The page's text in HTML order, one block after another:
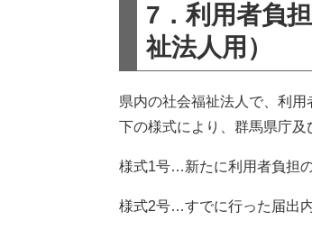
7．利用者負
祉法人用）
県内の社会福祉法人で、利
下の様式により、群馬県庁及
様式1号…新たに利用者負担
様式2号…すでに行った届出